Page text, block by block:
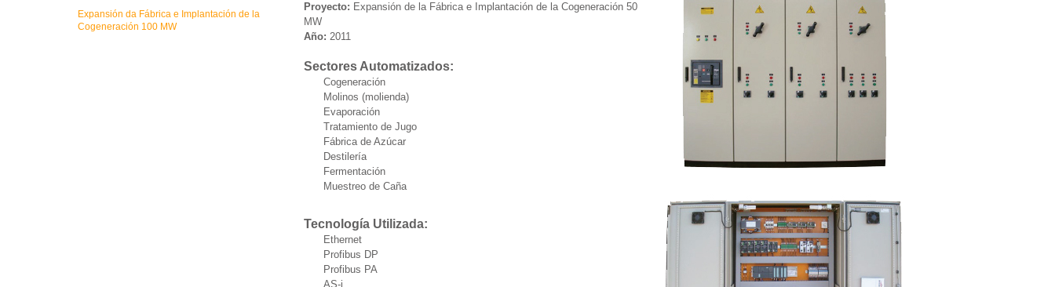
Expansión da Fábrica e Implantación de la
Cogeneración 100 MW
Proyecto: Expansión de la Fábrica e Implantación de la Cogeneración 50
MW
Año: 2011
Sectores Automatizados:
Cogeneración
Molinos (molienda)
Evaporación
Tratamiento de Jugo
Fábrica de Azúcar
Destilería
Fermentación
Muestreo de Caña
Tecnología Utilizada:
Ethernet
Profibus DP
Profibus PA
AS-i